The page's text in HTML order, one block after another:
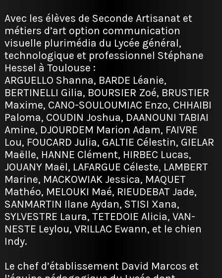
Avec les élèves de Seconde Artisanat et
métiers d’art option communication
visuelle plurimédia du Lycée général,
technologique et professionnel Stéphane
Hessel à Toulouse :
ARGUELLO Shanna, BARDE Léanie,
BERTINELLI Gilia, BOURSIER Zoé, BRUSTIER
Maxime, CANO-SOULOUMIAC Enzo, CHHAIBI
Paloma, COUDIN Joshua, DAANOUNI TABIAI
Amine, DJOURDEM Marion Adam, FAIVRE
Lou, FOUCARD Julia, GALTIE Célestin, GIELAR
Maëlle, HANNE Clément, HIRBEC Lucas,
JOUANY Maël, LAFARGUE Céleste, LAMBERT
Marine, MACKOWIAK Jessica, MAQUET
Mathéo, MELOUKI Maé, RIEUDEBAT Jade,
SANMARTIN Ilane Aydan, STISI Xana,
SYLVESTRE Laura, TETEDOIE Alicia, VAN-
NESTE Leylou, VRILLAC Ewann, et le chien
Indy.
Le chef d’établissement David Marcos et